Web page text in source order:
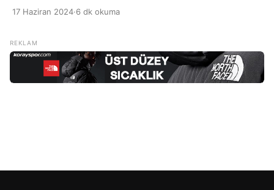
cilt ve tırnakların yapımında kullanılır. Ayrıca, bağışıklık
birçok hayati fonksiyonu destekler. Bu nedenle, günlük
protein ihtiyacını karşılamak hem genel sağlık, hem de
fiziksel performans açısından […]
17 Haziran 2024·6 dk okuma